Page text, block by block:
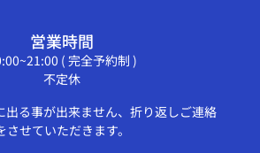
営業時間
( 完全予約制 )
不定休
出る事が出来ません、折り返しご連絡
させていただきます。